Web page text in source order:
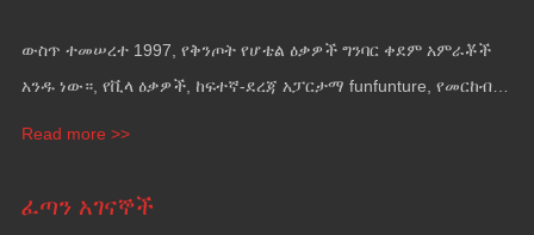
ውስጥ ተመሠረተ 1997, የቅንጦት የሆቴል ዕቃዎች ግንባር ቀደም አምራቾች
አንዱ ነው።, የቪላ ዕቃዎች, ከፍተኛ-ደረጃ አፓርታማ funfunture, የመርከብ
Read more >>
ፈጣን አገናኞች